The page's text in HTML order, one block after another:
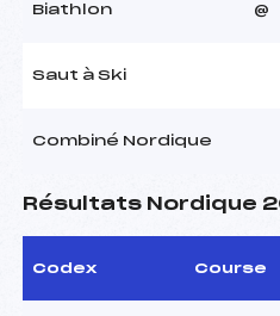
Biathlon @
Saut à Ski
Combiné Nordique
Résultats Nordique
Codex Course